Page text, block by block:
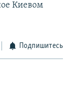
Киевом
Подпишитесь